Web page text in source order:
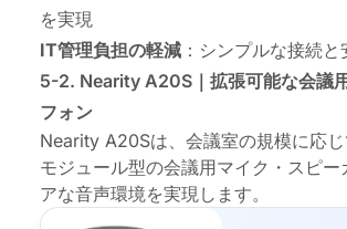
を実現
IT管理負担の軽減 ：シンプルな接続
5-2. Nearity A20S｜拡張可能な会議
フォン
Nearity A20Sは、会議室の規模に応
モジュール型の会議用マイク・スピー
アな音声環境を実現します。